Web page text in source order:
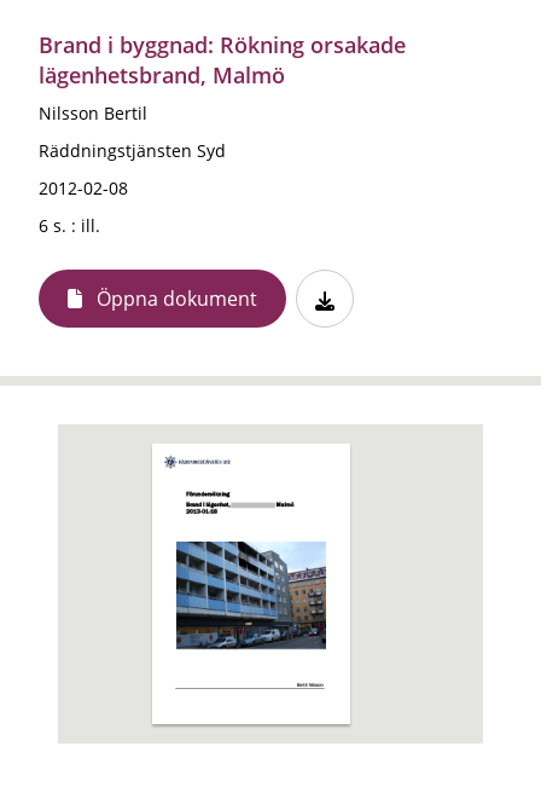
Brand i byggnad: Rökning orsakade
lägenhetsbrand, Malmö
Nilsson Bertil
Räddningstjänsten Syd
2012-02-08
6 s. : ill.
Öppna dokument